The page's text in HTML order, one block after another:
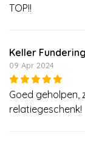
TOP!!
Keller
09 Apr 2024
Goed geholpen,
relatiegeschenk!